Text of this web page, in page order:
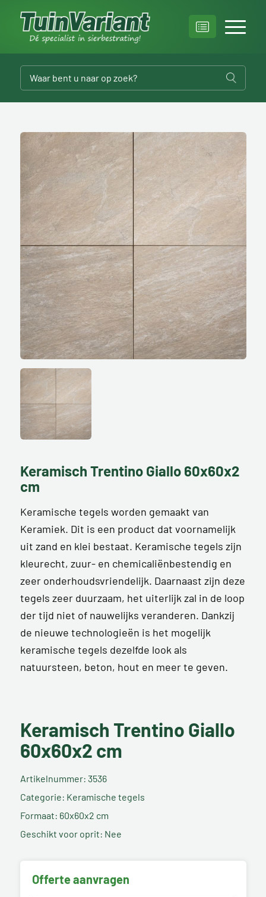
Keramisch Trentino Giallo 60x60x2
cm
Keramische tegels worden gemaakt van
Keramiek. Dit is een product dat voornamelijk
uit zand en klei bestaat. Keramische tegels zijn
kleurecht, zuur- en chemicaliënbestendig en
zeer onderhoudsvriendelijk. Daarnaast zijn deze
tegels zeer duurzaam, het uiterlijk zal in de loop
der tijd niet of nauwelijks veranderen. Dankzij
de nieuwe technologieën is het mogelijk
keramische tegels dezelfde look als
natuursteen, beton, hout en meer te geven.
Keramisch Trentino Giallo
60x60x2 cm
Artikelnummer: 3536
Categorie: Keramische tegels
Formaat: 60x60x2 cm
Geschikt voor oprit: Nee
Offerte aanvragen